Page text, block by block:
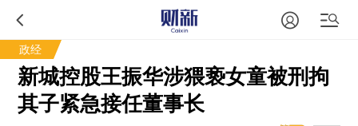
政经
新城控股王振华涉猥亵女童被刑拘
其子紧急接任董事长